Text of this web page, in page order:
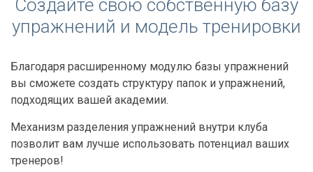
Создайте свою собственную базу
упражнений и модель тренировки
Благодаря расширенному модулю базы упражнений
вы сможете создать структуру папок и упражнений,
подходящих вашей академии.
Механизм разделения упражнений внутри клуба
позволит вам лучше использовать потенциал ваших
тренеров!